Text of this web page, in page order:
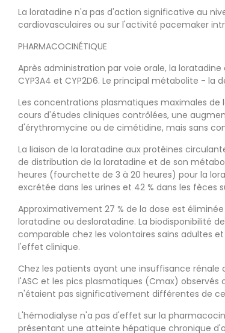
La loratadine n'a pas d'action significative au
cardiovasculaires ou sur l'activité pacemaker
PHARMACOCINÉTIQUE
Après administration par voie orale, la
CYP3A4 et CYP2D6. Le principal métabolite -
Les concentrations plasmatiques maximales
cours d'études cliniques contrôlées, une
d'érythromycine ou de cimétidine, mais sans
La liaison de la loratadine aux protéines
de distribution de la loratadine et de son
heures (fourchette de 3 à 20 heures) pour la
excrétée dans les urines et 42 % dans les
Approximativement 27 % de la dose est
loratadine ou desloratadine. La biodisponibilité
comparable chez les volontaires sains adultes
l'effet clinique.
Chez les patients ayant une insuffisance
l'ASC et les pics plasmatiques (Cmax)
n'étaient pas significativement différentes de
L'hémodialyse n'a pas d'effet sur la
présentant une atteinte hépatique chronique